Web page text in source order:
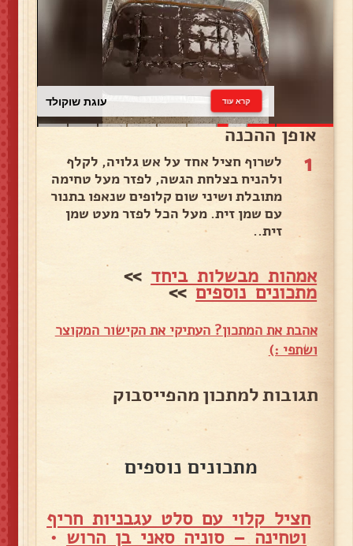
עוגת שוקולד קרא עוד
אופן ההכנה
1
לשרוף חציל אחד על אש גלויה, לקלף
ולהניח בצלחת הגשה, לפזר מעל טחימה
מתובלת ושיני שום קלופים שנאפו בתנור
עם שמן זית. מעל הכל לפזר מעט שמן
זית..
אמהות מבשלות ביחד >>
מתכונים נוספים>>
אהבת את המתכון? העתיקי את הקישור המקוצר
ושתפי :)
תגובות למתכון מהפייסבוק
מתכונים נוספים
חציל קלוי עם סלט עגבניות חריף
וטחינה – סוניה סאני בן הרוש •